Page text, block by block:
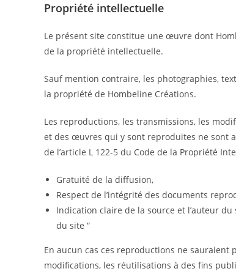
Propriété intellectuelle
Le présent site constitue une œuvre dont
de la propriété intellectuelle.
Sauf mention contraire, les photographies,
la propriété de Hombeline Créations.
Les reproductions, les transmissions, les
et des œuvres qui y sont reproduites ne sont
de l’article L 122-5 du Code de la Propriété
Gratuité de la diffusion,
Respect de l’intégrité des documents
Indication claire de la source et l’auteur
du site “
En aucun cas ces reproductions ne
modifications, les réutilisations à des fins